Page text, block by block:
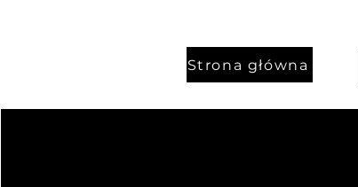
Strona główna